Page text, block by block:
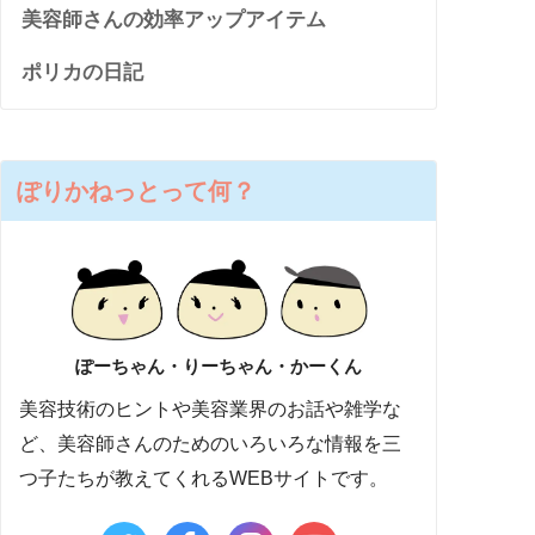
美容師さんの効率アップアイテム
ポリカの日記
ぽりかねっとって何？
ぽーちゃん・りーちゃん・かーくん
美容技術のヒントや美容業界のお話や雑学な
ど、美容師さんのためのいろいろな情報を三
つ子たちが教えてくれるWEBサイトです。